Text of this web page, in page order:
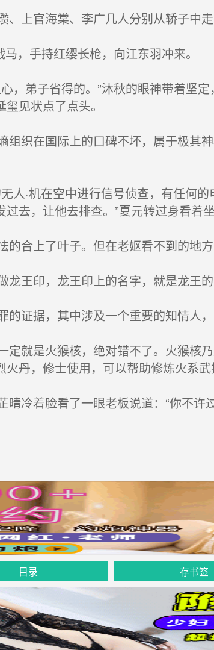
上官海棠、李广几人分别从轿子中走
，手持红缨长枪，向江东羽冲来。
，弟子省得的。”沐秋的眼神带着坚
见状点了点头。
织在国际上的口碑不坏，属于极其
·机在空中进行信号侦查，有任何的
去，让他去排查。”夏元转过身看着
合上了叶子。但在老妪看不到的地
王印，龙王印上的名字，就是龙王的
证据，其中涉及一个重要的知情人
就是火猴核，绝对错不了。火猴核
丹，修士使用，可以帮助修炼火系武
冷着脸看了一眼老板说道：“你不许
目录 存书签